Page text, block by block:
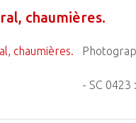
chaumières.
- SC